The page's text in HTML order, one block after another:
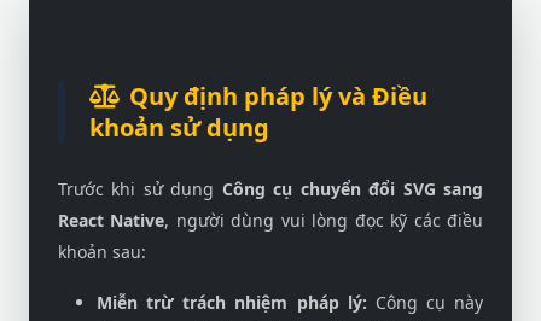
Quy định pháp lý và Điều
khoản sử dụng
Trước khi sử dụng Công cụ chuyển đổi SVG sang
React Native, người dùng vui lòng đọc kỹ các điều
khoản sau:
Miễn trừ trách nhiệm pháp lý: Công cụ này